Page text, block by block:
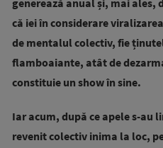
generează anual și, mai
că iei în considerare
de mentalul colectiv, fie
flamboaiante, atât de
constituie un show în sine.
Iar acum, după ce apele s-au
revenit colectiv inima la loc,